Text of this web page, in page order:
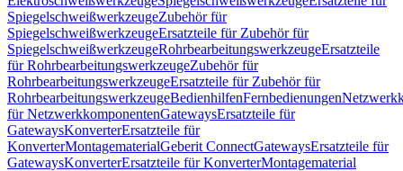
SpiegelschweißwerkzeugeZubehör für
SpiegelschweißwerkzeugeErsatzteile für Zubehör für
SpiegelschweißwerkzeugeRohrbearbeitungswerkzeugeErsatzteile
für RohrbearbeitungswerkzeugeZubehör für
RohrbearbeitungswerkzeugeErsatzteile für Zubehör für
RohrbearbeitungswerkzeugeBedienhilfenFernbedienungen
für NetzwerkkomponentenGatewaysErsatzteile für
GatewaysKonverterErsatzteile für
KonverterMontagematerialGeberit ConnectGatewaysErsatzteile für
GatewaysKonverterErsatzteile für KonverterMontagematerial